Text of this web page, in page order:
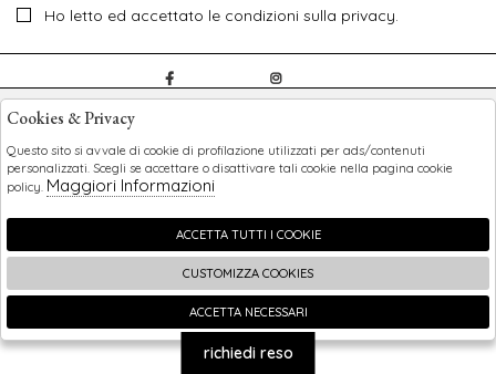
Ho letto ed accettato le condizioni sulla privacy.
SHOPPING
EXTRA
🍪
richiedi reso
Cookies & Privacy
Questo sito si avvale di cookie di profilazione utilizzati per ads/contenuti
personalizzati. Scegli se accettare o disattivare tali cookie nella pagina cookie
policy. Maggiori Informazioni
ACCETTA TUTTI I COOKIE
CUSTOMIZZA COOKIES
ACCETTA NECESSARI